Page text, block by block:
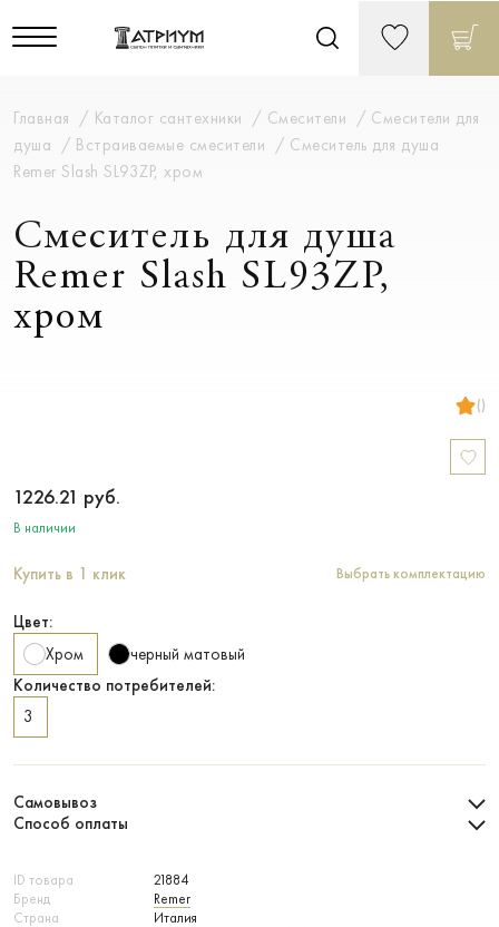
Главная Каталог сантехники Смесители
Смесители для
душа
Встраиваемые смесители
Смеситель для душа
Remer Slash SL93ZP, хром
Смеситель для душа
Remer Slash SL93ZP,
хром
()
ID товара
21884
Бренд
Remer
Страна
Италия
1226.21 руб.
В наличии
Купить в 1 клик Выбрать комплектацию
Цвет:
Хром
черный матовый
Количество потребителей:
3
Самовывоз
Способ оплаты